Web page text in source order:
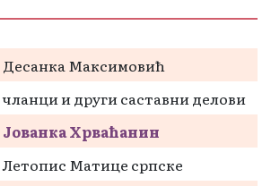
Десанка Максимовић
чланци и други саставни делови
Јованка Хрваћанин
Летопис Матице српске